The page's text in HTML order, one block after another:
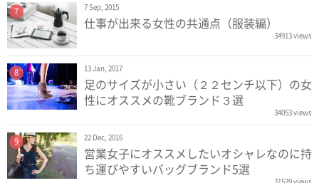
7 Sep, 2015
仕事が出来る女性の共通点（服装編）
34913 views
7
13 Jan, 2017
足のサイズが小さい（２２センチ以下）の女
性にオススメの靴ブランド３選
34053 views
8
22 Dec, 2016
営業女子にオススメしたいオシャレなのに持
ち運びやすいバッグブランド5選
9